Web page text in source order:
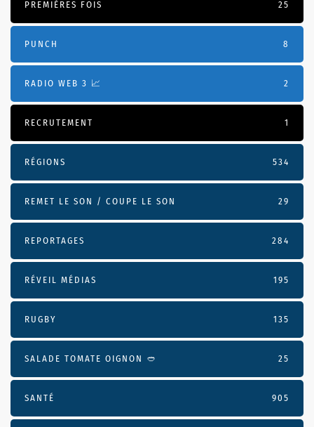
PREMIÈRES FOIS 25
PUNCH 8
RADIO WEB 3 📈 2
RECRUTEMENT 1
RÉGIONS 534
REMET LE SON / COUPE LE SON 29
REPORTAGES 284
RÉVEIL MÉDIAS 195
RUGBY 135
SALADE TOMATE OIGNON 🥙 25
SANTÉ 905